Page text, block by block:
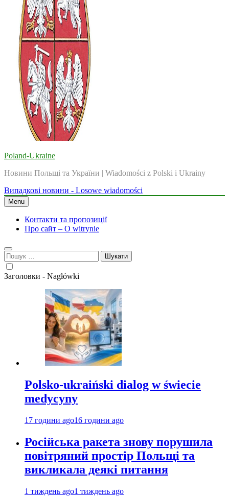
Poland-Ukraine
Новини Польщі та України | Wiadomości z Polski i Ukrainy
Випадкові новини - Losowe wiadomości
Menu
Контакти та пропозиції
Про сайт – O witrynie
Пошук:
Заголовки - Nagłówki
Polsko-ukraiński dialog w świecie
medycyny
17 години ago16 години ago
Російська ракета знову порушила
повітряний простір Польщі та
викликала деякі питання
1 тиждень ago1 тиждень ago